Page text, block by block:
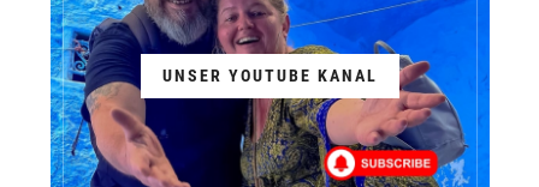
UNSER YOUTUBE KANAL